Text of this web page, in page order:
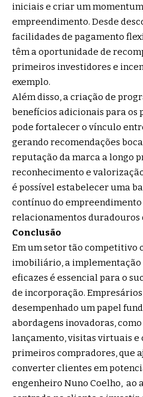
iniciais e criar um
empreendimento. Desde
facilidades de pagamento
têm a oportunidade de
primeiros investidores e
exemplo.
Além disso, a criação de
benefícios adicionais para os
pode fortalecer o vínculo
gerando recomendações
reputação da marca a longo
reconhecimento e
é possível estabelecer uma
contínuo do
relacionamentos duradouros
Conclusão
Em um setor tão competitivo
imobiliário, a implementação
eficazes é essencial para o
de incorporação.
desempenhado um papel
abordagens inovadoras,
lançamento, visitas virtuais e
primeiros compradores, que
converter clientes em
engenheiro Nuno Coelho, ao